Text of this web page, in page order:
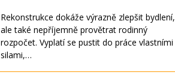
Rekonstrukce dokáže výrazně zlepšit bydlení,
ale také nepříjemně provětrat rodinný
rozpočet. Vyplatí se pustit do práce vlastními
silami,…